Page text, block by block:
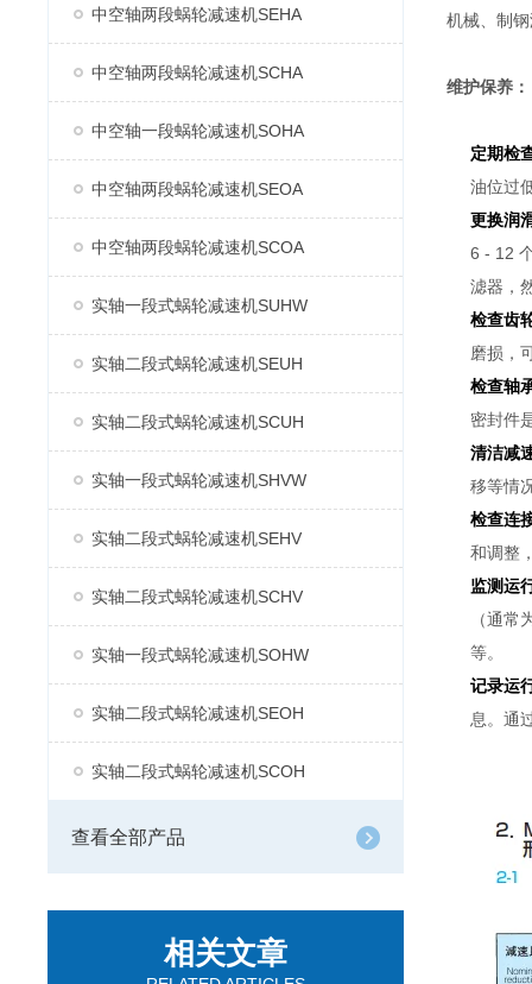
中空轴两段蜗轮减速机SEHA
中空轴两段蜗轮减速机SCHA
中空轴一段蜗轮减速机SOHA
中空轴两段蜗轮减速机SEOA
中空轴两段蜗轮减速机SCOA
实轴一段式蜗轮减速机SUHW
实轴二段式蜗轮减速机SEUH
实轴二段式蜗轮减速机SCUH
实轴一段式蜗轮减速机SHVW
实轴二段式蜗轮减速机SEHV
实轴二段式蜗轮减速机SCHV
实轴一段式蜗轮减速机SOHW
实轴二段式蜗轮减速机SEOH
实轴二段式蜗轮减速机SCOH
查看全部产品
相关文章
机械、制
维护保养：
定期检
油位过
更换润
6 - 12
滤器，
检查齿
磨损，
检查轴
密封件
清洁减
移等情
检查连
和调整
监测运
（通
等。
记录运
息。通